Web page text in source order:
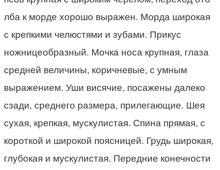
лба к морде хорошо выражен. Морда широкая
с крепкими челюстями и зубами. Прикус
ножницеобразный. Мочка носа крупная, глаза
средней величины, коричневые, с умным
выражением. Уши висячие, посажены далеко
сзади, среднего размера, прилегающие. Шея
сухая, крепкая, мускулистая. Спина прямая, с
короткой и широкой поясницей. Грудь широкая,
глубокая и мускулистая. Передние конечности